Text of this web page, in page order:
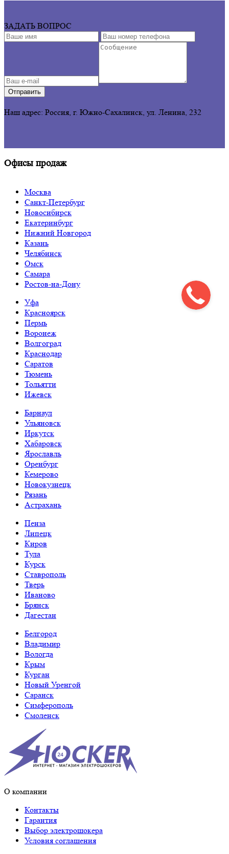
ЗАДАТЬ ВОПРОС
Отправить
Наш адрес: Россия, г. Южно-Сахалинск, ул. Ленина, 232
Офисы продаж
Москва
Санкт-Петербург
Новосибирск
Екатеринбург
Нижний Новгород
Казань
Челябинск
Омск
Самара
Ростов-на-Дону
Уфа
Красноярск
Пермь
Воронеж
Волгоград
Краснодар
Саратов
Тюмень
Тольятти
Ижевск
Барнаул
Ульяновск
Иркутск
Хабаровск
Ярославль
Оренбург
Кемерово
Новокузнецк
Рязань
Астрахань
Пенза
Липецк
Киров
Тула
Курск
Ставрополь
Тверь
Иваново
Брянск
Дагестан
Белгород
Владимир
Вологда
Крым
Курган
Новый Уренгой
Саранск
Симферополь
Смоленск
О компании
Контакты
Гарантия
Выбор электрошокера
Условия соглашения